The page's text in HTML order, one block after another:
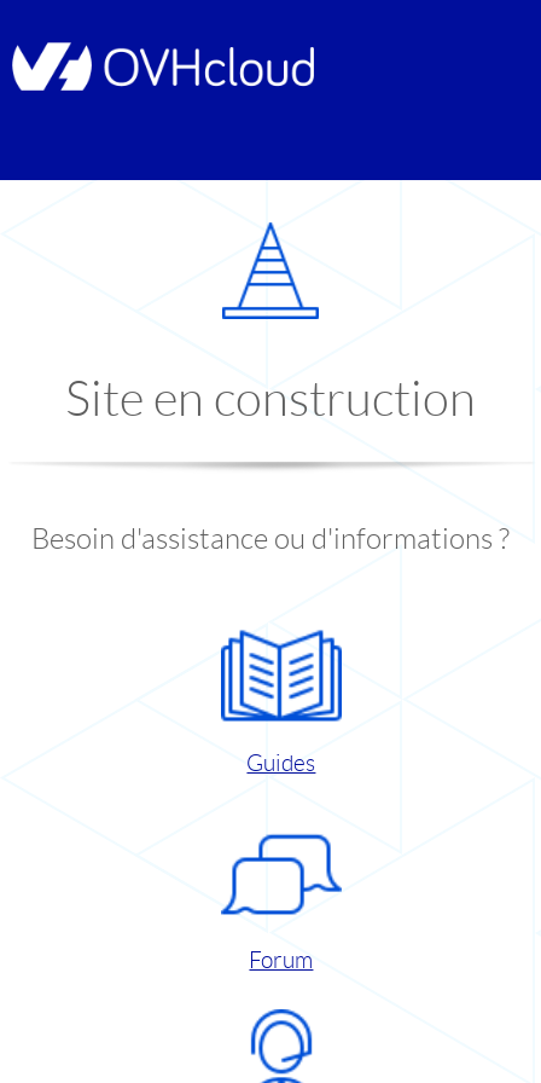
Site en construction
Besoin d'assistance ou d'informations ?
Guides
Forum